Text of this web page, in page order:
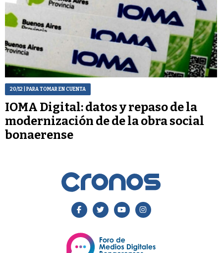
20/12 | PARA TOMAR EN CUENTA
IOMA Digital: datos y repaso de la
modernización de de la obra social
bonaerense